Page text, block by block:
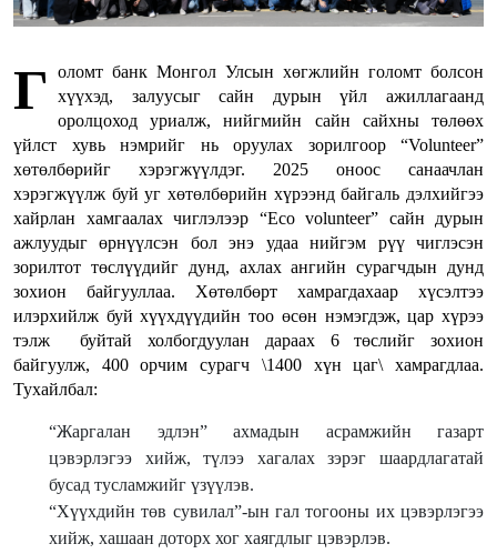
Г
оломт банк Монгол Улсын хөгжлийн голомт болсон
хүүхэд, залуусыг сайн дурын үйл ажиллагаанд
оролцоход уриалж, нийгмийн сайн сайхны төлөөх
үйлст хувь нэмрийг нь оруулах зорилгоор “Volunteer”
хөтөлбөрийг хэрэгжүүлдэг. 2025 оноос санаачлан
хэрэгжүүлж буй уг хөтөлбөрийн хүрээнд байгаль дэлхийгээ
хайрлан хамгаалах чиглэлээр “Eco volunteer” сайн дурын
ажлуудыг өрнүүлсэн бол энэ удаа нийгэм рүү чиглэсэн
зорилтот төслүүдийг дунд, ахлах ангийн сурагчдын дунд
зохион байгууллаа. Хөтөлбөрт хамрагдахаар хүсэлтээ
илэрхийлж буй хүүхдүүдийн тоо өсөн нэмэгдэж, цар хүрээ
тэлж буйтай холбогдуулан дараах 6 төслийг зохион
байгуулж, 400 орчим сурагч \1400 хүн цаг\ хамрагдлаа.
Тухайлбал:
“Жаргалан эдлэн” ахмадын асрамжийн газарт
цэвэрлэгээ хийж, түлээ хагалах зэрэг шаардлагатай
бусад тусламжийг үзүүлэв.
“Хүүхдийн төв сувилал”-ын гал тогооны их цэвэрлэгээ
хийж, хашаан доторх хог хаягдлыг цэвэрлэв.